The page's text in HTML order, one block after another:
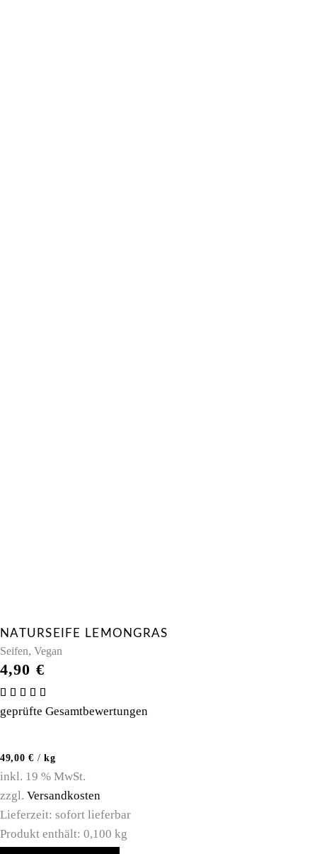
NATURSEIFE LEMONGRAS
Seifen, Vegan
4,90 €
5.00
geprüfte Gesamtbewertungen
49,00€ /kg
inkl. 19 % MwSt.
zzgl. Versandkosten
Lieferzeit: sofort lieferbar
Produkt enthält: 0,100 kg